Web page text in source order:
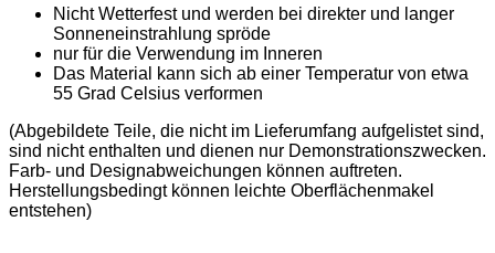
Nicht Wetterfest und werden bei direkter und langer
Sonneneinstrahlung spröde
nur für die Verwendung im Inneren
Das Material kann sich ab einer Temperatur von etwa
55 Grad Celsius verformen
(Abgebildete Teile, die nicht im Lieferumfang aufgelistet sind,
sind nicht enthalten und dienen nur Demonstrationszwecken.
Farb- und Designabweichungen können auftreten.
Herstellungsbedingt können leichte Oberflächenmakel
entstehen)